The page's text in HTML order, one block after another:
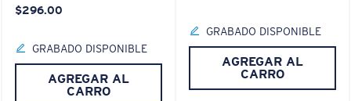
$296.00
GRABADO DISPONIBLE
AGREGAR AL
CARRO
GRABADO DISPONIBLE
AGREGAR AL
CARRO